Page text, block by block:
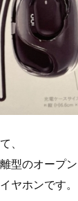
、
型のオープン
ヤホンです。